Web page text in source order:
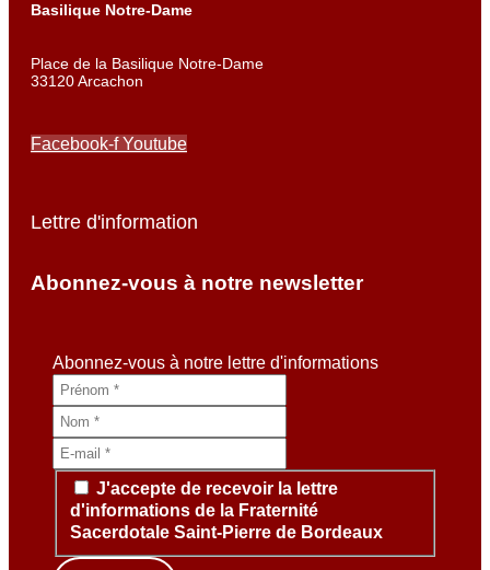
Basilique Notre-Dame
Place de la Basilique Notre-Dame
33120 Arcachon
Facebook-f Youtube
Lettre d'information
Abonnez-vous à notre newsletter
Abonnez-vous à notre lettre d'informations
J'accepte de recevoir la lettre
d'informations de la Fraternité
Sacerdotale Saint-Pierre de Bordeaux